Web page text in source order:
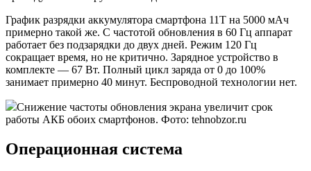
График разрядки аккумулятора смартфона 11T на 5000 мАч
примерно такой же. С частотой обновления в 60 Гц аппарат
работает без подзарядки до двух дней. Режим 120 Гц
сокращает время, но не критично. Зарядное устройство в
комплекте — 67 Вт. Полный цикл заряда от 0 до 100%
занимает примерно 40 минут. Беспроводной технологии нет.
Снижение частоты обновления экрана увеличит срок
работы АКБ обоих смартфонов. Фото: tehnobzor.ru
Операционная система